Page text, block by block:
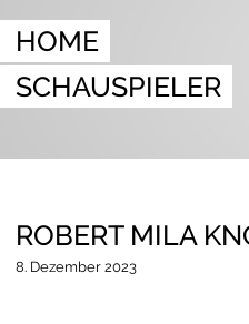
HOME
SCHAUSPIELER
ROBERT MILA
8. Dezember 2023